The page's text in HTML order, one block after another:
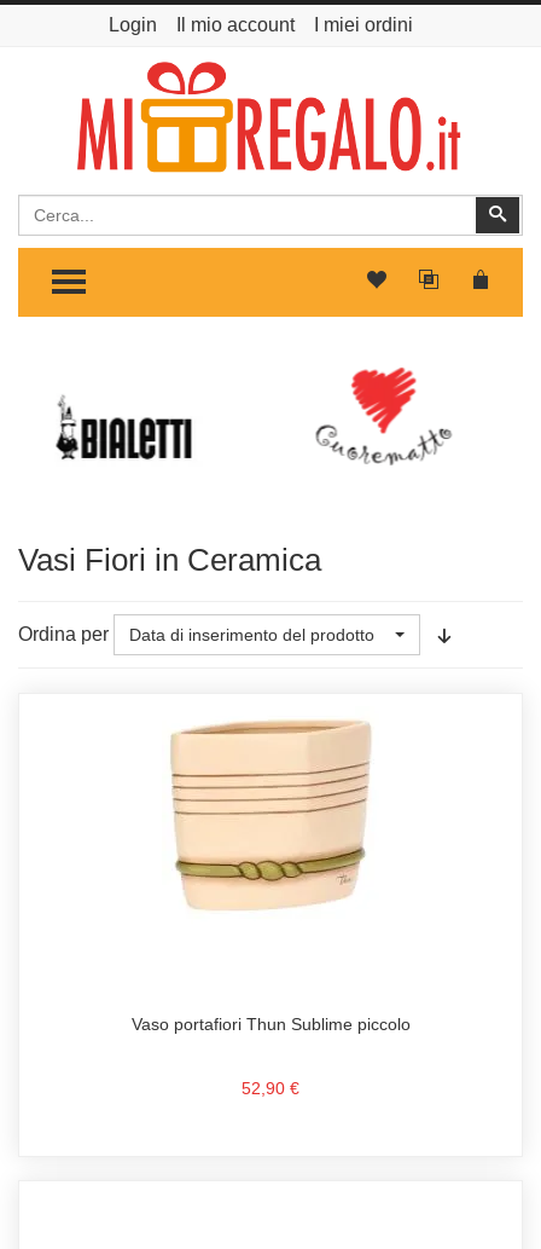
Login Il mio account I miei ordini
Cerca
TOGGLE MENU
Vasi Fiori in Ceramica
Ordina per Data di inserimento del prodotto
Vaso portafiori Thun Sublime piccolo
52,90 €